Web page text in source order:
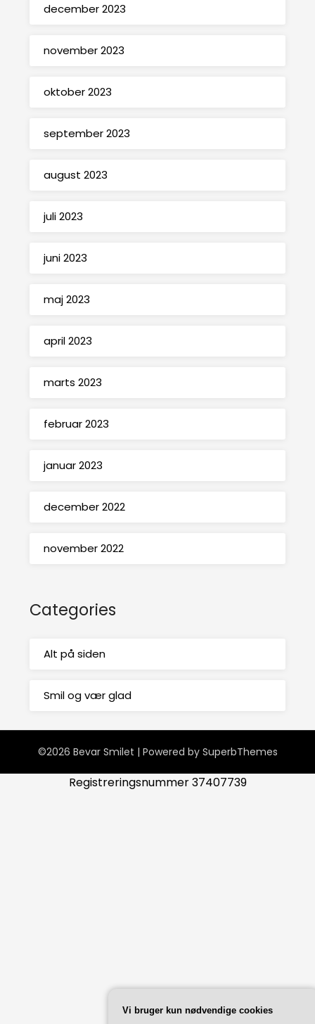
december 2023
november 2023
oktober 2023
september 2023
august 2023
juli 2023
juni 2023
maj 2023
april 2023
marts 2023
februar 2023
januar 2023
december 2022
november 2022
Categories
Alt på siden
Smil og vær glad
©2026 Bevar Smilet | Powered by SuperbThemes
Registreringsnummer 37407739
Vi bruger kun nødvendige cookies